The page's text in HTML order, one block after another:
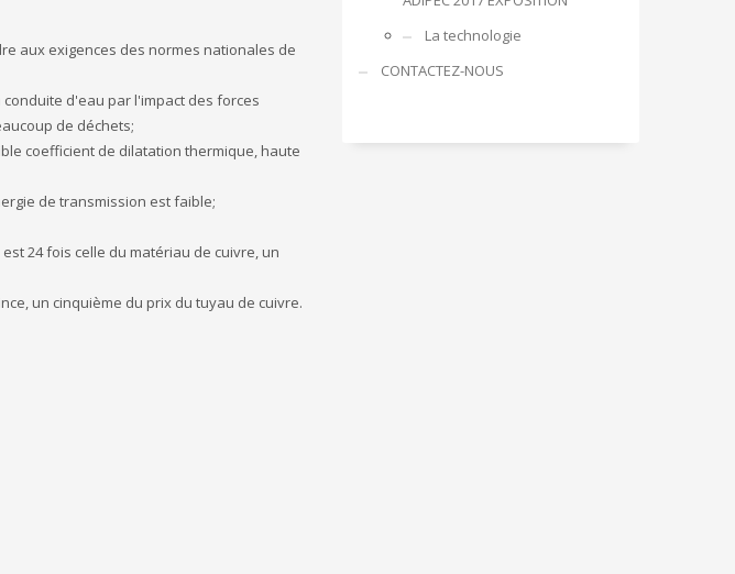
aux exigences des normes nationales de
d'eau par l'impact des forces
de déchets;
coefficient de dilatation thermique, haute
de transmission est faible;
24 fois celle du matériau de cuivre, un
un cinquième du prix du tuyau de cuivre.
La technologie
CONTACTEZ-NOUS